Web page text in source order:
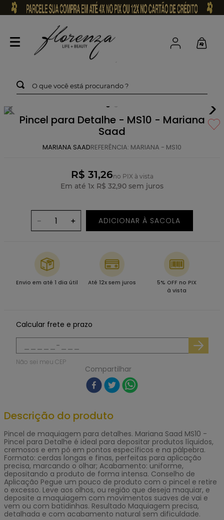
O que você está procurando ?
Pincel para Detalhe - MS10 - Mariana
Saad
MARIANA SAADREFERÊNCIA: MARIANA - MS10
R$ 31,26no PIX à vista
Em até 1x R$ 32,90 sem juros
＋
－ ADICIONAR À SACOLA
Envio em até 1 dia útil Até 12x sem juros
5% OFF no PIX
à vista
Calcular frete e prazo
Não sei meu CEP
Compartilhar
Descrição do produto
Pincel de maquiagem para detalhes. Mariana Saad MS10 -
Pincel para Detalhe é ideal para depositar produtos líquidos,
cremosos e em pó em pontos específicos e na pálpebra.
Formato: cerdas longas e finas, perfeitas para aplicação
precisa, marcando o olhar; Acabamento: uniforme,
depositando a produto de forma intensa. Conselho de
Aplicação Pegue um pouco de produto com o pincel e retire
o excesso. Leve aos olhos, ou região que deseja maquiar, e
deposite a maquiagem com movimentos suaves de vai e
vem ou com batidinhas. Resultado Maquiagem precisa,
detalhada e com acabamento natural sem dificuldade.